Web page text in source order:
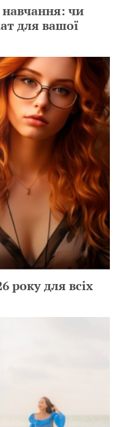
навчання: чи
для вашої
року для всіх